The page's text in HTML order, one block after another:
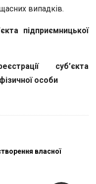
випадків.
суб’єкта
особи
власної